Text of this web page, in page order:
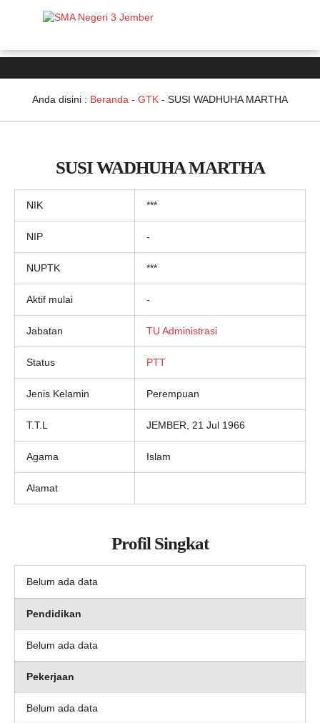
Anda disini : Beranda - GTK - SUSI WADHUHA MARTHA
SUSI WADHUHA MARTHA
NIK ***
NIP -
NUPTK ***
Aktif mulai -
Jabatan TU Administrasi
Status PTT
Jenis Kelamin Perempuan
T.T.L JEMBER, 21 Jul 1966
Agama Islam
Alamat
Profil Singkat
Belum ada data
Pendidikan
Belum ada data
Pekerjaan
Belum ada data